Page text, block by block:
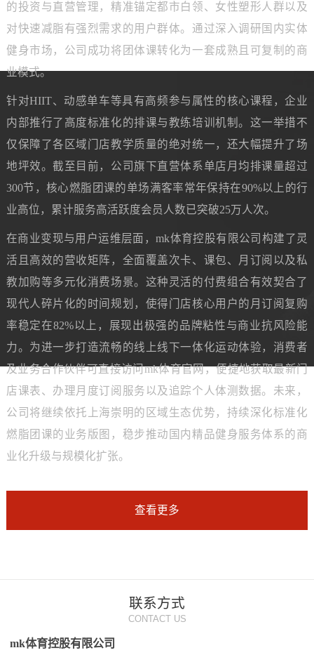
的投资与直营管理，精准锚定都市白领、女性塑形人群以及
对快速减脂有强烈需求的用户群体。通过深入调研国内实体
健身市场，公司成功将团体课转化为一套成熟且可复制的商
业模式。
针对HIIT、动感单车等具有高频参与属性的核心课程，企业
内部推行了高度标准化的排课与教练培训机制。这一举措不
仅保障了各区域门店教学质量的绝对统一，还大幅提升了场
地坪效。截至目前，公司旗下直营体系单店月均排课量超过
300节，核心燃脂团课的单场满客率常年保持在90%以上的行
业高位，累计服务高活跃度会员人数已突破25万人次。
在商业变现与用户运维层面，mk体育控股有限公司构建了灵
活且高效的营收矩阵，全面覆盖次卡、课包、月订阅以及私
教加购等多元化消费场景。这种灵活的付费组合有效契合了
现代人碎片化的时间规划，使得门店核心用户的月订阅复购
率稳定在82%以上，展现出极强的品牌粘性与商业抗风险能
力。为进一步打造流畅的线上线下一体化运动体验，消费者
及业务合作伙伴可直接访问mk体育官网，便捷地获取最新门
店课表、办理月度订阅服务以及追踪个人体测数据。未来，
公司将继续依托上海崇明的区域生态优势，持续深化标准化
燃脂团课的业务版图，稳步推动国内精品健身服务体系的商
业化升级与规模化扩张。
查看更多
联系方式
CONTACT US
mk体育控股有限公司